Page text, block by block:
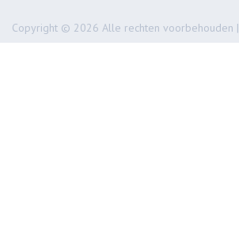
Copyright © 2026 Alle rechten voorbehouden |